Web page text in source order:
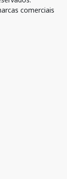
comerciais